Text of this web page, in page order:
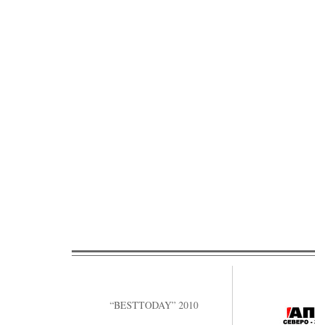
“BESTTODAY” 2010